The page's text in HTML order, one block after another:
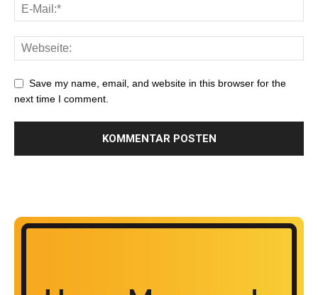
Save my name, email, and website in this browser for the
next time I comment.